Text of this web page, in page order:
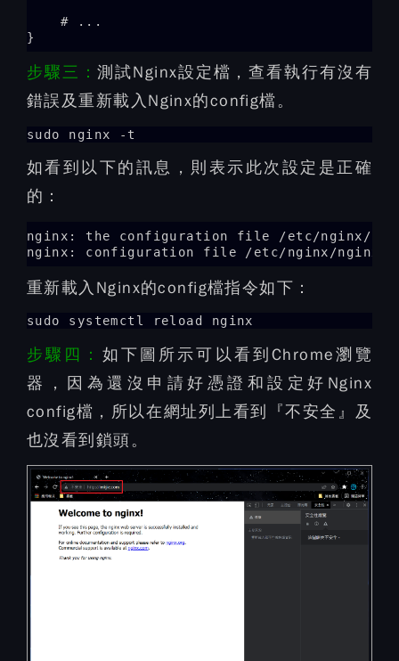
    # ...
}
步驟三：測試Nginx設定檔，查看執行有沒有
錯誤及重新載入Nginx的config檔。
sudo nginx -t
如看到以下的訊息，則表示此次設定是正確
的：
nginx: the configuration file /etc/nginx/
nginx: configuration file /etc/nginx/
重新載入Nginx的config檔指令如下：
sudo systemctl reload nginx
步驟四： 如下圖所示可以看到Chrome瀏覽
器，因為還沒申請好憑證和設定好Nginx
config檔，所以在網址列上看到『不安全』及
也沒看到鎖頭。